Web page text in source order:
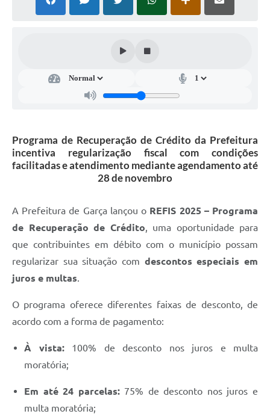
Súmulas Administrativas
Consulta Pública Eletrônica Lei de Diretrizes Orçamentárias -
LDO - 2025
Concursos
Nota Fiscal Eletrônica
Defesa Civil
Junta de Serviço Militar
NFSE
Programa de Recuperação de Crédito da Prefeitura
incentiva regularização fiscal com condições
facilitadas e atendimento mediante agendamento até
28 de novembro
A Prefeitura de Garça lançou o REFIS 2025 – Programa
de Recuperação de Crédito, uma oportunidade para
que contribuintes em débito com o município possam
regularizar sua situação com descontos especiais em
juros e multas.
O programa oferece diferentes faixas de desconto, de
acordo com a forma de pagamento:
À vista:100% de desconto nos juros e multa
moratória;
Em até 24 parcelas:75% de desconto nos juros e
multa moratória;